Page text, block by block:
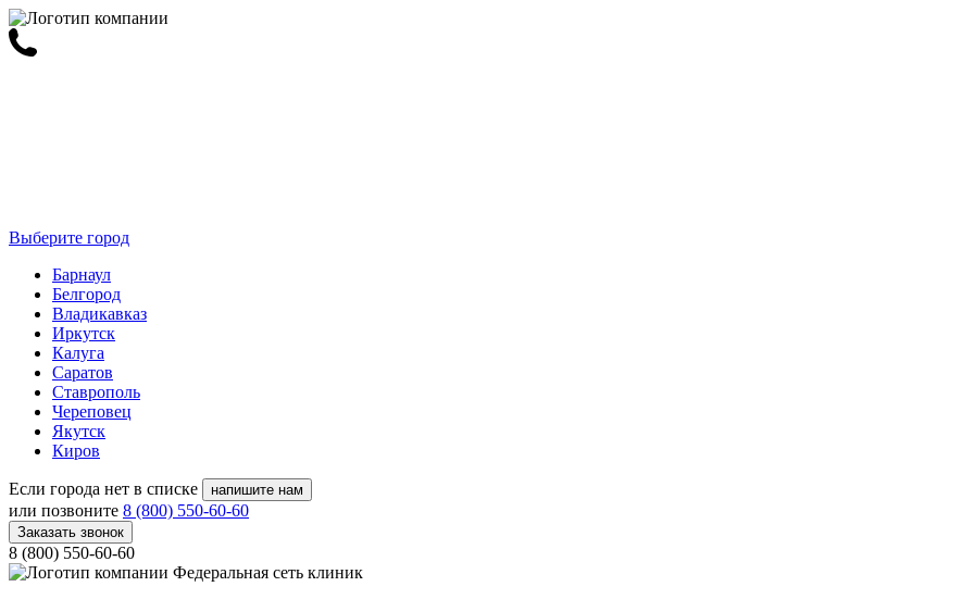
Выберите город
Барнаул
Белгород
Владикавказ
Иркутск
Калуга
Саратов
Ставрополь
Череповец
Якутск
Киров
Если города нет в списке напишите нам
или позвоните 8 (800) 550-60-60
Заказать звонок
8 (800) 550-60-60
Федеральная сеть клиник